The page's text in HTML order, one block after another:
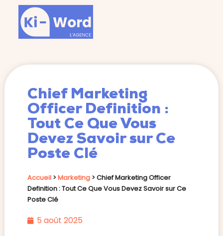
Chief Marketing
Officer Definition :
Tout Ce Que Vous
Devez Savoir sur Ce
Poste Clé
Accueil>Marketing>Chief Marketing Officer
Definition : Tout Ce Que Vous Devez Savoir sur Ce
Poste Clé
5 août 2025